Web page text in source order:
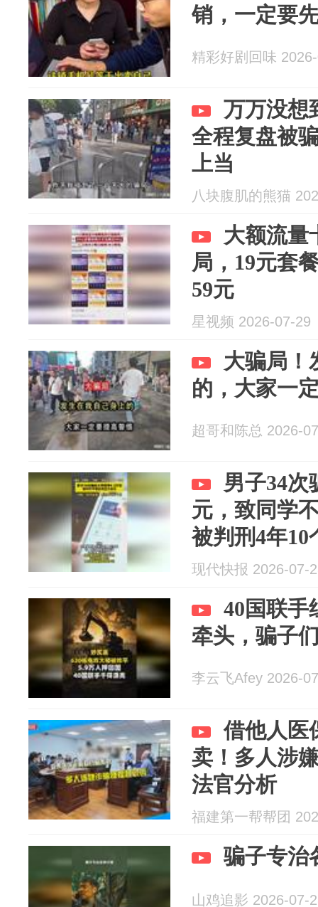
销，一定要
精彩好剧回味
万万没想
全程复盘被
上当
八块腹肌的熊猫
大额流量
局，19元套
59元
星视频 2026-07-29
大骗局！
的，大家一
超哥和陈总 2026-
男子34次
元，致同学
被判刑4年10
现代快报 2026-07-
40国联手
牵头，骗子
李云飞Afey 2026-
借他人医
卖！多人涉
法官分析
福建第一帮帮团
骗子专治
山鸡追影 2026-07-